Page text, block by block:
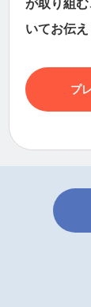
が取り組
いてお伝
プ